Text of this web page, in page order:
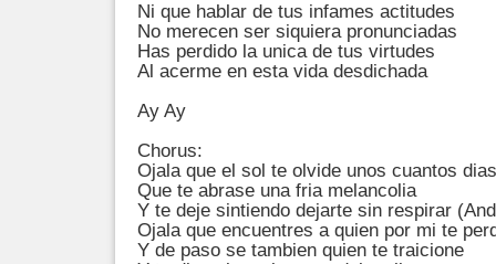
Ni que hablar de tus infames actitudes
No merecen ser siquiera pronunciadas
Has perdido la unica de tus virtudes
Al acerme en esta vida desdichada
Ay Ay
Chorus:
Ojala que el sol te olvide unos cuantos dias
Que te abrase una fria melancolia
Y te deje sintiendo dejarte sin respirar
Ojala que encuentres a quien por mi te
Y de paso se tambien quien te traicione